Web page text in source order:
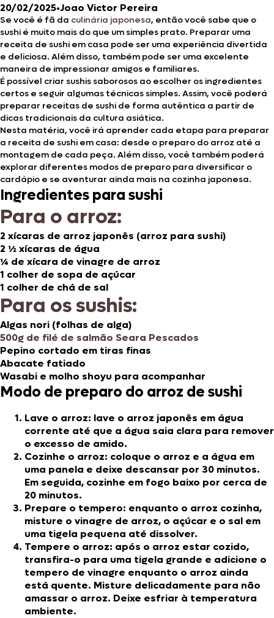
20/02/2025•Joao Victor Pereira
Se você é fã da culinária japonesa, então você sabe que o
sushi é muito mais do que um simples prato. Preparar uma
receita de sushi em casa pode ser uma experiência divertida
e deliciosa. Além disso, também pode ser uma excelente
maneira de impressionar amigos e familiares.
É possível criar sushis saborosos ao escolher os ingredientes
certos e seguir algumas técnicas simples. Assim, você poderá
preparar receitas de sushi de forma autêntica a partir de
dicas tradicionais da cultura asiática.
Nesta matéria, você irá aprender cada etapa para preparar
a receita de sushi em casa: desde o preparo do arroz até a
montagem de cada peça. Além disso, você também poderá
explorar diferentes modos de preparo para diversificar o
cardápio e se aventurar ainda mais na cozinha japonesa.
Ingredientes para sushi
Para o arroz:
2 xícaras de arroz japonês (arroz para sushi)
2 ½ xícaras de água
¼ de xícara de vinagre de arroz
1 colher de sopa de açúcar
1 colher de chá de sal
Para os sushis:
Algas nori (folhas de alga)
500g de filé de salmão Seara Pescados
Pepino cortado em tiras finas
Abacate fatiado
Wasabi e molho shoyu para acompanhar
Modo de preparo do arroz de sushi
Lave o arroz: lave o arroz japonês em água
corrente até que a água saia clara para remover
o excesso de amido.
Cozinhe o arroz: coloque o arroz e a água em
uma panela e deixe descansar por 30 minutos.
Em seguida, cozinhe em fogo baixo por cerca de
20 minutos.
Prepare o tempero: enquanto o arroz cozinha,
misture o vinagre de arroz, o açúcar e o sal em
uma tigela pequena até dissolver.
Tempere o arroz: após o arroz estar cozido,
transfira-o para uma tigela grande e adicione o
tempero de vinagre enquanto o arroz ainda
está quente. Misture delicadamente para não
amassar o arroz. Deixe esfriar à temperatura
ambiente.